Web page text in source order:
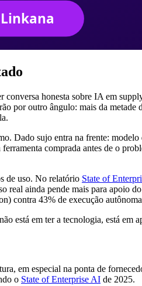
honesta sobre IA em
por outro ângulo: mais da
Dado sujo entra na frente:
comprada antes de o
de uso. No relatório State of
real ainda pende mais para apoio
contra 43% de execução
está em ter a tecnologia, está
em especial na ponta de
o State of Enterprise AI de 2025.